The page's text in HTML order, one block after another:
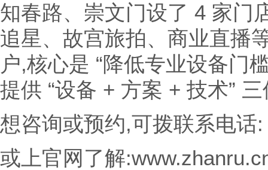
知春路、崇文门设了 4 家门
追星、故宫旅拍、商业直播
户,核心是 “降低专业设备门
提供 “设备 + 方案 + 技术”
想咨询或预约,可拨联系电话
或上官网了解